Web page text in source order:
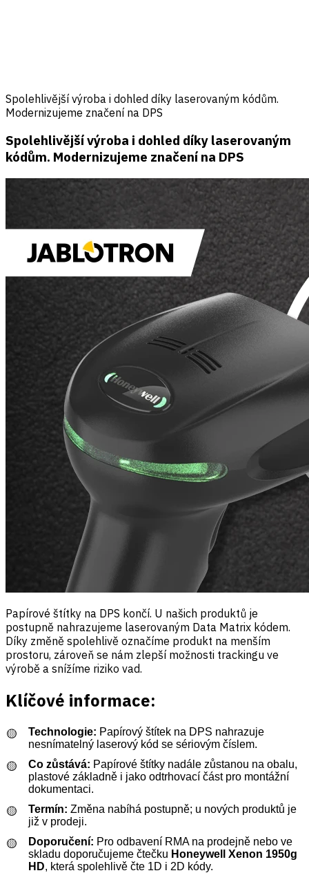
Spolehlivější výroba i dohled díky laserovaným kódům.
Modernizujeme značení na DPS
Spolehlivější výroba i dohled díky laserovaným
kódům. Modernizujeme značení na DPS
Papírové štítky na DPS končí. U našich produktů je
postupně nahrazujeme laserovaným Data Matrix kódem.
Díky změně spolehlivě označíme produkt na menším
prostoru, zároveň se nám zlepší možnosti trackingu ve
výrobě a snížíme riziko vad.
Klíčové informace:
🟡 Technologie: Papírový štítek na DPS nahrazuje
nesnímatelný laserový kód se sériovým číslem.
🟡
Co zůstává: Papírové štítky nadále zůstanou na obalu,
plastové základně i jako odtrhovací část pro montážní
dokumentaci.
🟡
Termín: Změna nabíhá postupně; u nových produktů je
již v prodeji.
🟡
Doporučení: Pro odbavení RMA na prodejně nebo ve
skladu doporučujeme čtečku Honeywell Xenon 1950g
HD, která spolehlivě čte 1D i 2D kódy.